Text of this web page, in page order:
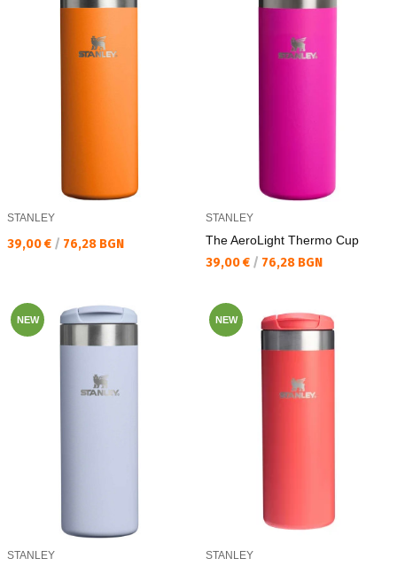
STANLEY
Текуща цена:
39,00 € / 76,28 BGN
STANLEY
The AeroLight Thermo Cup
Текуща цена:
39,00 € / 76,28 BGN
NEW
STANLEY
NEW
STANLEY